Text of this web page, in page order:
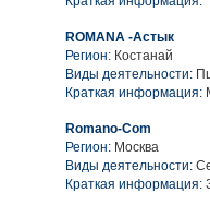
ROMANA -Астык
Регион: Костанай
Виды деятельности:
Краткая информация:
Romano-Com
Регион: Москва
Виды деятельности:
Краткая информация: